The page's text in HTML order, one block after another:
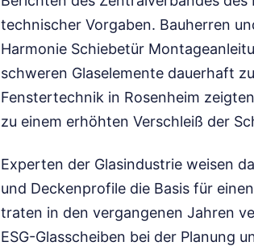
technischer Vorgaben. Bauherren
Harmonie Schiebetür
schweren Glaselemente dauerhaft
Fenstertechnik in Rosenheim
zu einem erhöhten Verschleiß der
Experten der Glasindustrie weisen
und Deckenprofile die Basis für
traten in den vergangenen Jahren
ESG-Glasscheiben bei der Planung